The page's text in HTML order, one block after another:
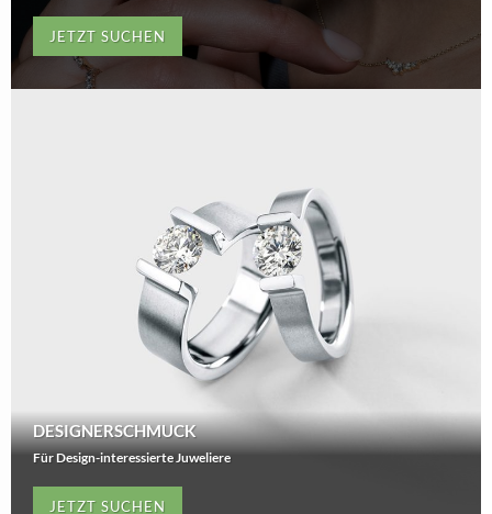
JETZT SUCHEN
DESIGNERSCHMUCK
Für Design-interessierte Juweliere
JETZT SUCHEN